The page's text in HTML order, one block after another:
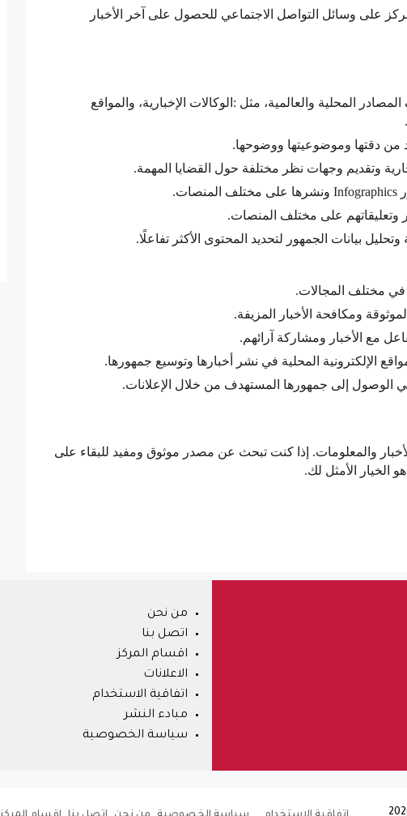
على وسائل التواصل الاجتماعي للحصول على آخر الأخبار
المحلية والعالمية، مثل : الوكالات الإخبارية، والمواقع
.
من دقتها وموضوعيتها ووضوحها.
وتقديم وجهات نظر مختلفة حول القضايا المهمة.
Infographics ونشرها على مختلف المنصات.
وتعليقاتهم على مختلف المنصات.
وتحليل بيانات الجمهور لتحديد المحتوى الأكثر تفاعلًا.
في مختلف المجالات.
ومكافحة الأخبار المزيفة.
مع الأخبار ومشاركة آرائهم.
الإلكترونية المحلية في نشر أخبارها وتوسيع جمهورها.
إلى جمهورها المستهدف من خلال الإعلانات.
والمعلومات. إذا كنت تبحث عن مصدر موثوق ومفيد للبقاء على
الخيار الأمثل لك.
من نحن
اتصل بنا
اقسام المركز
الاعلانات
اتفاقية الاستخدام
مبادء النشر
سياسة الخصوصية